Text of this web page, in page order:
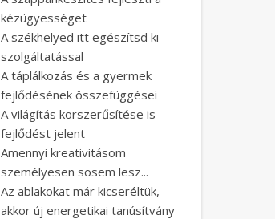
kézügyességet
A székhelyed itt egészítsd ki
szolgáltatással
A táplálkozás és a gyermek
fejlődésének összefüggései
A világítás korszerűsítése is
fejlődést jelent
Amennyi kreativitásom
személyesen sosem lesz...
Az ablakokat már kicseréltük,
akkor új energetikai tanúsítvány